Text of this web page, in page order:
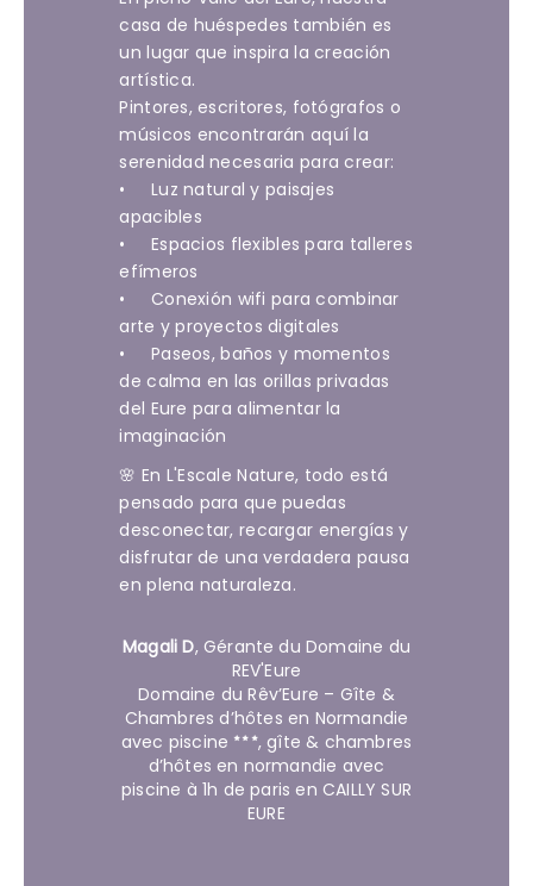
casa de huéspedes también es
un lugar que inspira la creación
artística.
Pintores, escritores, fotógrafos o
músicos encontrarán aquí la
serenidad necesaria para crear:
• Luz natural y paisajes
apacibles
• Espacios flexibles para talleres
efímeros
• Conexión wifi para combinar
arte y proyectos digitales
• Paseos, baños y momentos
de calma en las orillas privadas
del Eure para alimentar la
imaginación
🌸 En L'Escale Nature, todo está
pensado para que puedas
desconectar, recargar energías y
disfrutar de una verdadera pausa
en plena naturaleza.
Magali D, Gérante du Domaine du
REV'Eure
Domaine du Rêv’Eure – Gîte &
Chambres d’hôtes en Normandie
avec piscine
, gîte & chambres
d’hôtes en normandie avec
piscine à 1h de paris en CAILLY SUR
EURE